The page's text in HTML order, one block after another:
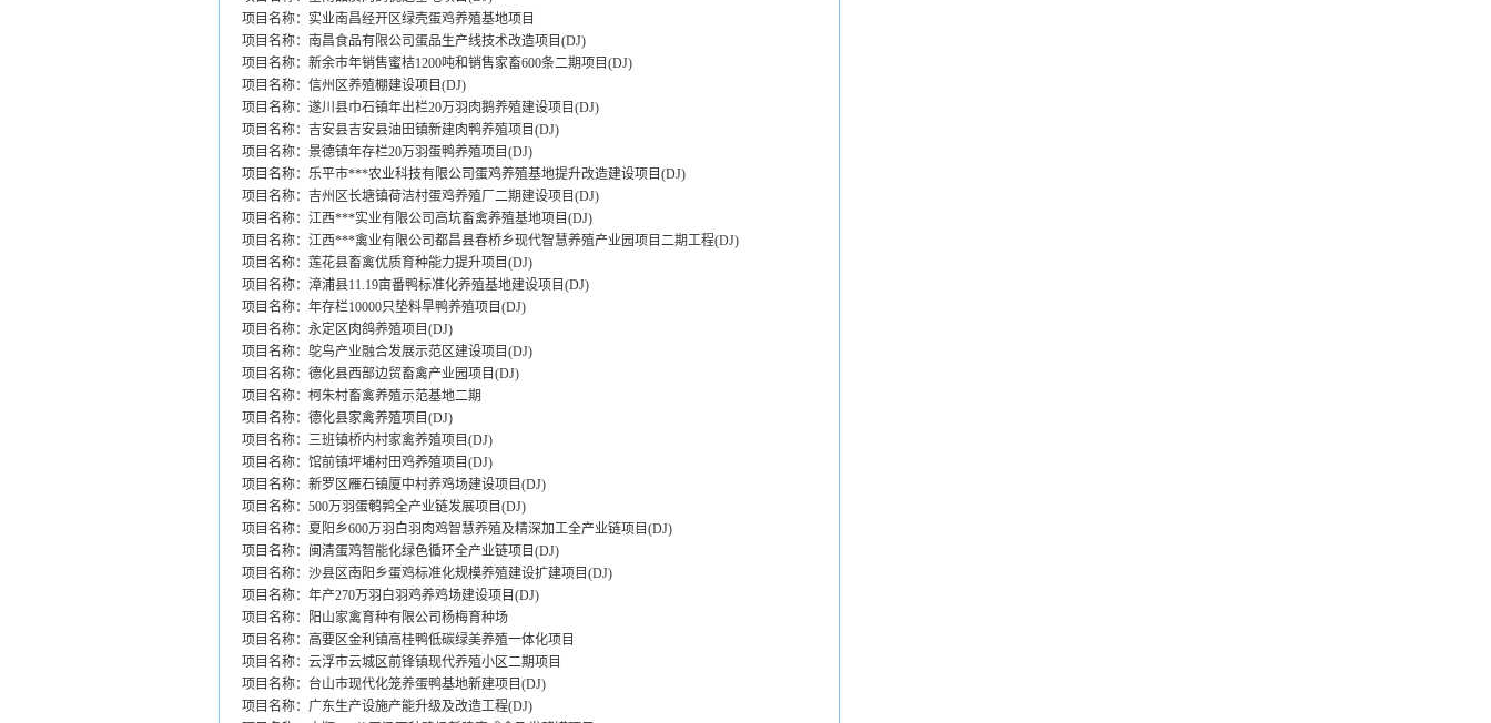
项目名称：实业南昌经开区绿壳蛋鸡养殖基地项目
项目名称：南昌食品有限公司蛋品生产线技术改造项目(DJ)
项目名称：新余市年销售蜜桔1200吨和销售家畜600条二期项目(DJ)
项目名称：信州区养殖棚建设项目(DJ)
项目名称：遂川县巾石镇年出栏20万羽肉鹅养殖建设项目(DJ)
项目名称：吉安县吉安县油田镇新建肉鸭养殖项目(DJ)
项目名称：景德镇年存栏20万羽蛋鸭养殖项目(DJ)
项目名称：乐平市***农业科技有限公司蛋鸡养殖基地提升改造建设项目(DJ)
项目名称：吉州区长塘镇荷洁村蛋鸡养殖厂二期建设项目(DJ)
项目名称：江西***实业有限公司高坑畜禽养殖基地项目(DJ)
项目名称：江西***禽业有限公司都昌县春桥乡现代智慧养殖产业园项目二期工程(DJ)
项目名称：莲花县畜禽优质育种能力提升项目(DJ)
项目名称：漳浦县11.19亩番鸭标准化养殖基地建设项目(DJ)
项目名称：年存栏10000只垫料旱鸭养殖项目(DJ)
项目名称：永定区肉鸽养殖项目(DJ)
项目名称：鸵鸟产业融合发展示范区建设项目(DJ)
项目名称：德化县西部边贸畜禽产业园项目(DJ)
项目名称：柯朱村畜禽养殖示范基地二期
项目名称：德化县家禽养殖项目(DJ)
项目名称：三班镇桥内村家禽养殖项目(DJ)
项目名称：馆前镇坪埔村田鸡养殖项目(DJ)
项目名称：新罗区雁石镇厦中村养鸡场建设项目(DJ)
项目名称：500万羽蛋鹌鹑全产业链发展项目(DJ)
项目名称：夏阳乡600万羽白羽肉鸡智慧养殖及精深加工全产业链项目(DJ)
项目名称：闽清蛋鸡智能化绿色循环全产业链项目(DJ)
项目名称：沙县区南阳乡蛋鸡标准化规模养殖建设扩建项目(DJ)
项目名称：年产270万羽白羽鸡养鸡场建设项目(DJ)
项目名称：阳山家禽育种有限公司杨梅育种场
项目名称：高要区金利镇高桂鸭低碳绿美养殖一体化项目
项目名称：云浮市云城区前锋镇现代养殖小区二期项目
项目名称：台山市现代化笼养蛋鸭基地新建项目(DJ)
项目名称：广东生产设施产能升级及改造工程(DJ)